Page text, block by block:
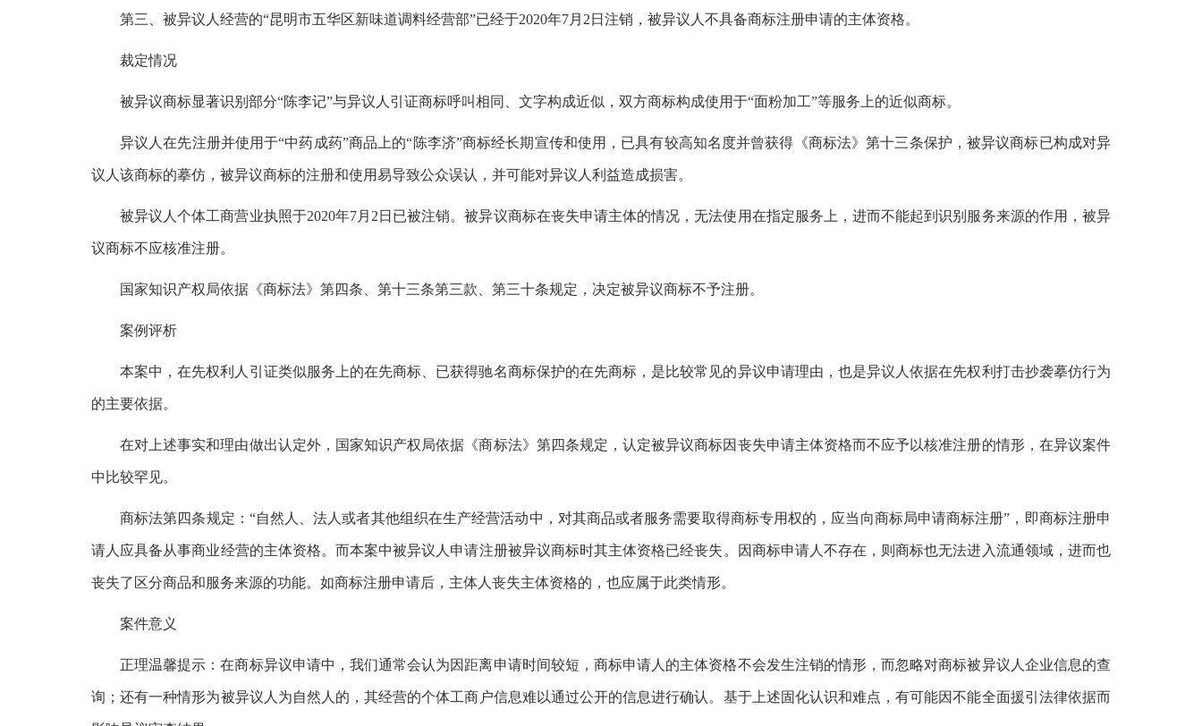
第三、被异议人经营的“昆明市五华区新味道调料经营部”已经于2020年7月2日注销，被异议人不具备商标注册申请的主体资格。
裁定情况
被异议商标显著识别部分“陈李记”与异议人引证商标呼叫相同、文字构成近似，双方商标构成使用于“面粉加工”等服务上的近似商标。
异议人在先注册并使用于“中药成药”商品上的“陈李济”商标经长期宣传和使用，已具有较高知名度并曾获得《商标法》第十三条保护，被异议商标已构成对异
议人该商标的摹仿，被异议商标的注册和使用易导致公众误认，并可能对异议人利益造成损害。
被异议人个体工商营业执照于2020年7月2日已被注销。被异议商标在丧失申请主体的情况，无法使用在指定服务上，进而不能起到识别服务来源的作用，被异
议商标不应核准注册。
国家知识产权局依据《商标法》第四条、第十三条第三款、第三十条规定，决定被异议商标不予注册。
案例评析
本案中，在先权利人引证类似服务上的在先商标、已获得驰名商标保护的在先商标，是比较常见的异议申请理由，也是异议人依据在先权利打击抄袭摹仿行为
的主要依据。
在对上述事实和理由做出认定外，国家知识产权局依据《商标法》第四条规定，认定被异议商标因丧失申请主体资格而不应予以核准注册的情形，在异议案件
中比较罕见。
商标法第四条规定：“自然人、法人或者其他组织在生产经营活动中，对其商品或者服务需要取得商标专用权的，应当向商标局申请商标注册”，即商标注册申
请人应具备从事商业经营的主体资格。而本案中被异议人申请注册被异议商标时其主体资格已经丧失。因商标申请人不存在，则商标也无法进入流通领域，进而也
丧失了区分商品和服务来源的功能。如商标注册申请后，主体人丧失主体资格的，也应属于此类情形。
案件意义
正理温馨提示：在商标异议申请中，我们通常会认为因距离申请时间较短，商标申请人的主体资格不会发生注销的情形，而忽略对商标被异议人企业信息的查
询；还有一种情形为被异议人为自然人的，其经营的个体工商户信息难以通过公开的信息进行确认。基于上述固化认识和难点，有可能因不能全面援引法律依据而